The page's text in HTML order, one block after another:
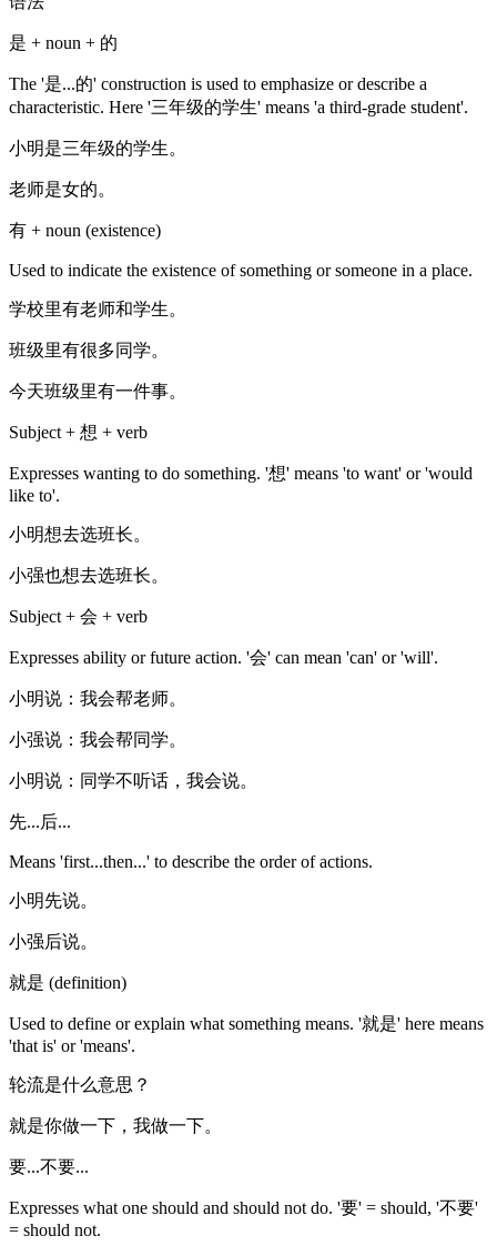
是 + noun + 的
The '是...的' construction is used to emphasize or describe a
characteristic. Here '三年级的学生' means 'a third-grade student'.
小明是三年级的学生。
老师是女的。
有 + noun (existence)
Used to indicate the existence of something or someone in a place.
学校里有老师和学生。
班级里有很多同学。
今天班级里有一件事。
Subject + 想 + verb
Expresses wanting to do something. '想' means 'to want' or 'would
like to'.
小明想去选班长。
小强也想去选班长。
Subject + 会 + verb
Expresses ability or future action. '会' can mean 'can' or 'will'.
小明说：我会帮老师。
小强说：我会帮同学。
小明说：同学不听话，我会说。
先...后...
Means 'first...then...' to describe the order of actions.
小明先说。
小强后说。
就是 (definition)
Used to define or explain what something means. '就是' here means
'that is' or 'means'.
轮流是什么意思？
就是你做一下，我做一下。
要...不要...
Expresses what one should and should not do. '要' = should, '不要'
= should not.